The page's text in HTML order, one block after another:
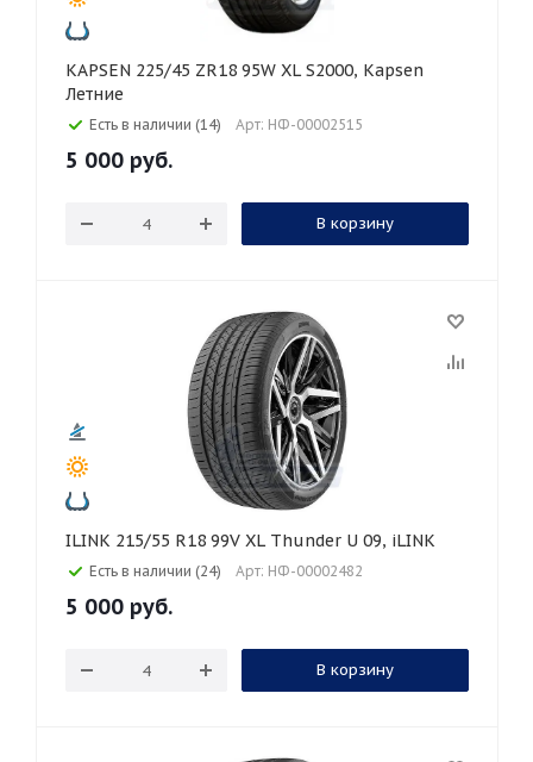
KAPSEN 225/45 ZR18 95W XL S2000, Kapsen
Летние
Есть в наличии (14) Арт: НФ-00002515
5 000 руб.
В корзину
ILINK 215/55 R18 99V XL Thunder U 09, iLINK
Есть в наличии (24) Арт: НФ-00002482
5 000 руб.
В корзину